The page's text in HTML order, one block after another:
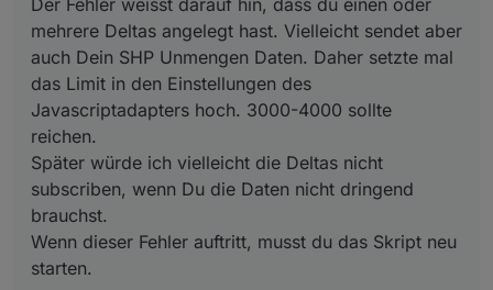
Der Fehler weisst darauf hin, dass du einen oder
mehrere Deltas angelegt hast. Vielleicht sendet aber
auch Dein SHP Unmengen Daten. Daher setzte mal
das Limit in den Einstellungen des
Javascriptadapters hoch. 3000-4000 sollte
reichen.
Später würde ich vielleicht die Deltas nicht
subscriben, wenn Du die Daten nicht dringend
brauchst.
Wenn dieser Fehler auftritt, musst du das Skript neu
starten.